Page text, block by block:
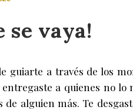
se vaya!
guiarte a través de los
a quienes no lo
de alguien más. Te